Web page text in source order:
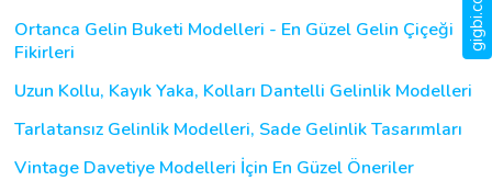
Ortanca Gelin Buketi Modelleri - En Güzel Gelin Çiçeği
Fikirleri
Uzun Kollu, Kayık Yaka, Kolları Dantelli Gelinlik Modelleri
Tarlatansız Gelinlik Modelleri, Sade Gelinlik Tasarımları
Vintage Davetiye Modelleri İçin En Güzel Öneriler